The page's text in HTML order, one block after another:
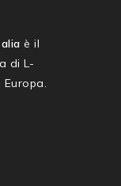
è il
di L-